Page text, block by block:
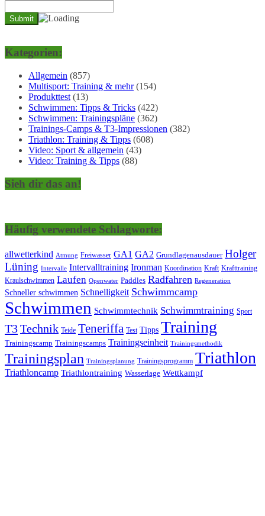
Kategorien:
Allgemein (857)
Multisport: Training & mehr(154)
Produkttest (13)
Schwimmen: Tipps & Tricks (422)
Schwimmen: Trainingspläne (362)
Trainings-Camps & T3-Impressionen (382)
Triathlon: Training & Tipps (608)
Video: Sport & allgemein (43)
Video: Training & Tipps (88)
Sieh dir das an!
Häufig verwendete Schlagworte:
allwetterkind Atmung Freiwasser GA1 GA2 Grundlagenausdauer Holger
Lüning Intervalle Intervalltraining Ironman Koordination Kraft Krafttraining
Kraulschwimmen Laufen Openwater Paddles Radfahren Regeneration
Schneller schwimmen Schnelligkeit Schwimmcamp
Schwimmen Schwimmtechnik Schwimmtraining Sport
T3Technik Teide Teneriffa Test Tipps Training
Trainingscamp Trainingscamps Trainingseinheit Trainingsmethodik
Trainingsplan Trainingsplanung Trainingsprogramm Triathlon
Triathloncamp Triathlontraining Wasserlage Wettkampf